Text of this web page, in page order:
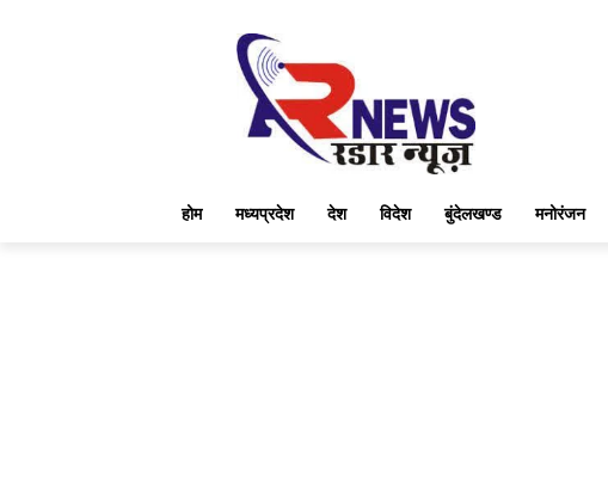
होम मध्यप्रदेश देश विदेश बुंदेलखण्ड मनोरंजन